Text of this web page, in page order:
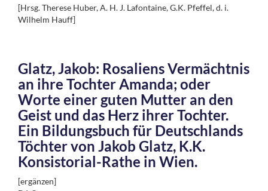
[Hrsg. Therese Huber, A. H. J. Lafontaine, G.K. Pfeffel, d. i.
Wilhelm Hauff]
Glatz, Jakob: Rosaliens Vermächtnis
an ihre Tochter Amanda; oder
Worte einer guten Mutter an den
Geist und das Herz ihrer Tochter.
Ein Bildungsbuch für Deutschlands
Töchter von Jakob Glatz, K.K.
Konsistorial-Rathe in Wien.
[ergänzen]